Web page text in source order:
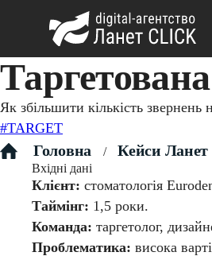
Як збільшити кількість звернень
#TARGET
Головна / Кейси
Вхідні дані
Клієнт: стоматологія
Таймінг: 1,5 роки.
Команда: таргетолог,
Проблематика: висока